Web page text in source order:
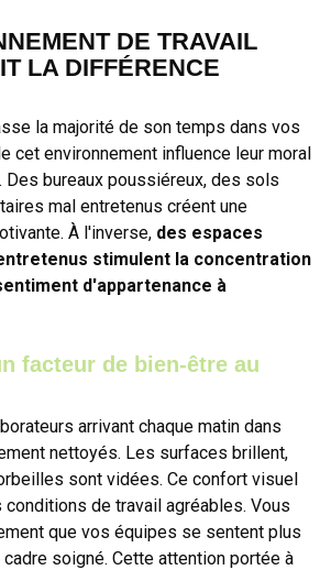
DE TRAVAIL
LA DIFFÉRENCE
la majorité de son temps dans vos
cet environnement influence leur moral
Des bureaux poussiéreux, des sols
mal entretenus créent une
À l'inverse, des espaces
stimulent la concentration
d'appartenance à
facteur de bien-être au
arrivant chaque matin dans
nettoyés. Les surfaces brillent,
sont vidées. Ce confort visuel
de travail agréables. Vous
que vos équipes se sentent plus
soigné. Cette attention portée à